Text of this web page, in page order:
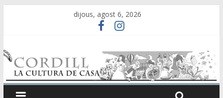
dijous, agost 6, 2026